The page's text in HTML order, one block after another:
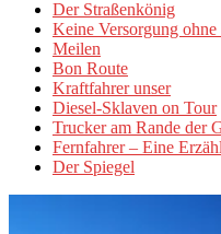
Der Straßenkönig
Keine Versorgung
Meilen
Bon Route
Kraftfahrer unser
Diesel-Sklaven on Tour
Trucker am Rande der
Fernfahrer – Eine
Der Spiegel